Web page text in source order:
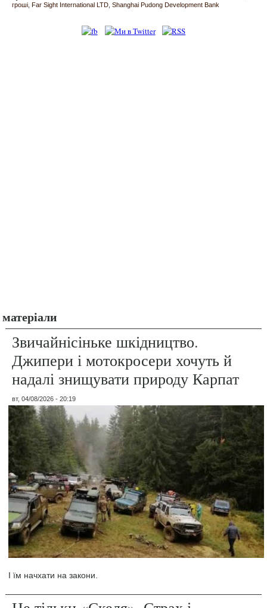
гроші
Far Sight International LTD Shanghai Pudong Development Bank
матеріали
Звичайнісіньке шкідництво.
Джипери і мотокросери хочуть й
надалі знищувати природу Карпат
вт, 04/08/2026 - 20:19
І їм начхати на закони.